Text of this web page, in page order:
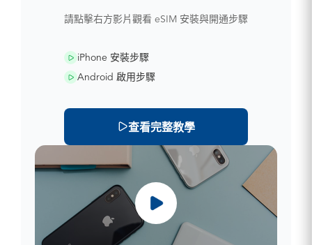
請點擊右方影片觀看 eSIM 安裝與開通步驟
iPhone 安裝步驟
Android 啟用步驟
查看完整教學